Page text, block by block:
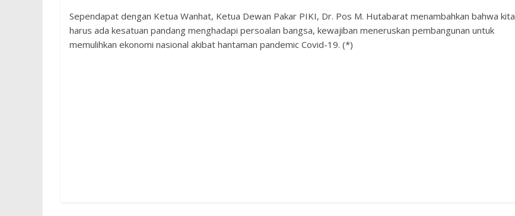
Sependapat dengan Ketua Wanhat, Ketua Dewan Pakar PIKI, Dr. Pos M. Hutabarat menambahkan bahwa kita
harus ada kesatuan pandang menghadapi persoalan bangsa, kewajiban meneruskan pembangunan untuk
memulihkan ekonomi nasional akibat hantaman pandemic Covid-19. (*)